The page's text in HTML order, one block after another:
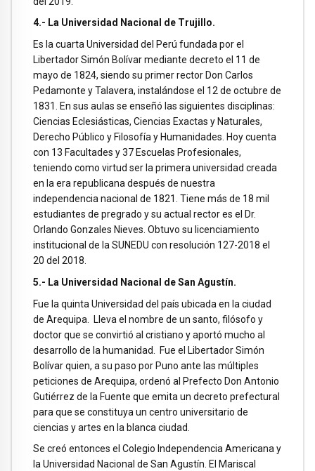
4.- La Universidad Nacional de Trujillo.
Es la cuarta Universidad del Perú fundada por el
Libertador Simón Bolívar mediante decreto el 11 de
mayo de 1824, siendo su primer rector Don Carlos
Pedamonte y Talavera, instalándose el 12 de octubre de
1831. En sus aulas se enseñó las siguientes disciplinas:
Ciencias Eclesiásticas, Ciencias Exactas y Naturales,
Derecho Público y Filosofía y Humanidades. Hoy cuenta
con 13 Facultades y 37 Escuelas Profesionales,
teniendo como virtud ser la primera universidad creada
en la era republicana después de nuestra
independencia nacional de 1821. Tiene más de 18 mil
estudiantes de pregrado y su actual rector es el Dr.
Orlando Gonzales Nieves. Obtuvo su licenciamiento
institucional de la SUNEDU con resolución 127-2018 el
20 del 2018.
5.- La Universidad Nacional de San Agustín.
Fue la quinta Universidad del país ubicada en la ciudad
de Arequipa. Lleva el nombre de un santo, filósofo y
doctor que se convirtió al cristiano y aportó mucho al
desarrollo de la humanidad. Fue el Libertador Simón
Bolívar quien, a su paso por Puno ante las múltiples
peticiones de Arequipa, ordenó al Prefecto Don Antonio
Gutiérrez de la Fuente que emita un decreto prefectural
para que se constituya un centro universitario de
ciencias y artes en la blanca ciudad.
Se creó entonces el Colegio Independencia Americana y
la Universidad Nacional de San Agustín. El Mariscal